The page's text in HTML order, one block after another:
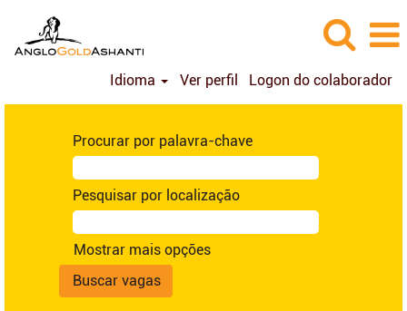
Idioma Ver perfil Logon do colaborador
Procurar por palavra-chave
Pesquisar por localização
Mostrar mais opções